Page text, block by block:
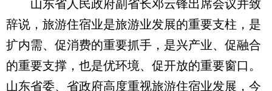
山东省人民政府副省长邓云锋出席会议并致
辞说，旅游住宿业是旅游业发展的重要支柱，是
扩内需、促消费的重要抓手，是兴产业、促融合
的重要支撑，也是优环境、促开放的重要窗口。
山东省委、省政府高度重视旅游住宿业发展，今